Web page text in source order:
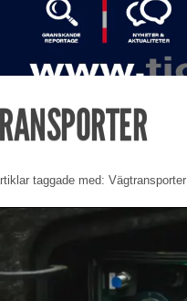
taggade med: Vägtransporter